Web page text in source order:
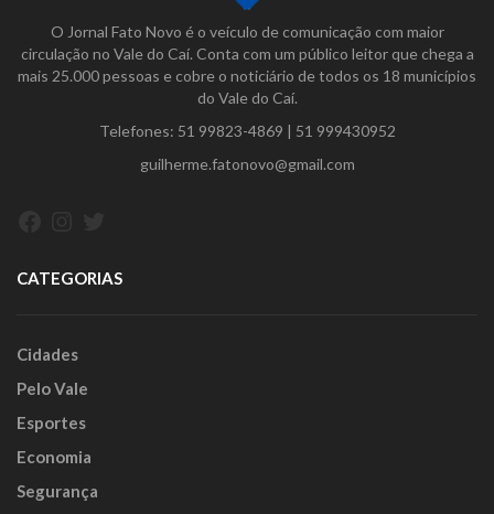
O Jornal Fato Novo é o veículo de comunicação com maior
circulação no Vale do Caí. Conta com um público leitor que chega a
mais 25.000 pessoas e cobre o noticiário de todos os 18 municípios
do Vale do Caí.
Telefones: 51 99823-4869 | 51 999430952
guilherme.fatonovo@gmail.com
CATEGORIAS
Cidades
Pelo Vale
Esportes
Economia
Segurança